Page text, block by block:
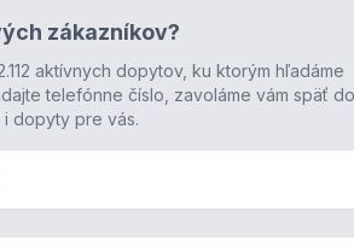
zákazníkov?
aktívnych dopytov, ku ktorým hľadáme
telefónne číslo, zavoláme vám späť
i dopyty pre vás.